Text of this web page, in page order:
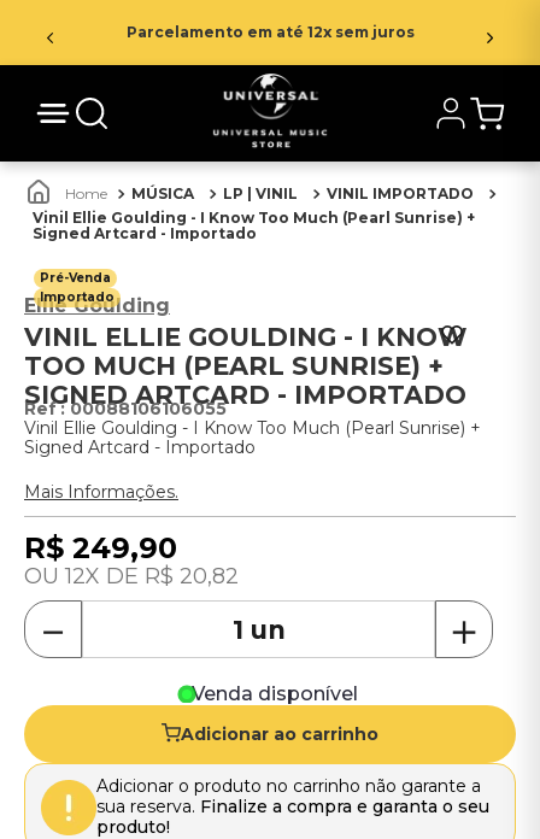
Parcelamento em até 12x sem juros
MÚSICA LP | VINIL
VINIL IMPORTADO
Vinil Ellie Goulding - I Know Too Much (Pearl Sunrise) +
Signed Artcard - Importado
Pré-Venda
Importado
Ellie Goulding
VINIL ELLIE GOULDING - I KNOW
TOO MUCH (PEARL SUNRISE) +
SIGNED ARTCARD - IMPORTADO
:00088106106055
Vinil Ellie Goulding - I Know Too Much (Pearl Sunrise) +
Signed Artcard - Importado
Mais Informações.
R$ 249,90
12 R$ 20,82
＋
－
Venda disponível
Adicionar ao carrinho
Adicionar o produto no carrinho não garante a
sua reserva. Finalize a compra e garanta o seu
produto!